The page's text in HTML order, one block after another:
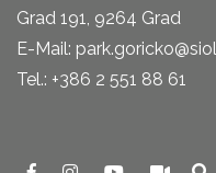
Grad 191, 9264 Grad
E-Mail:
Tel.: +386 2 551 88 61